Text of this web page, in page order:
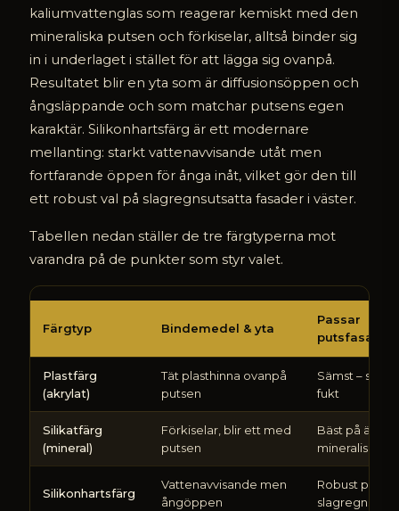
kaliumvattenglas som reagerar kemiskt med den
mineraliska putsen och förkiselar, alltså binder sig
in i underlaget i stället för att lägga sig ovanpå.
Resultatet blir en yta som är diffusionsöppen och
ångsläppande och som matchar putsens egen
karaktär. Silikonhartsfärg är ett modernare
mellanting: starkt vattenavvisande utåt men
fortfarande öppen för ånga inåt, vilket gör den till
ett robust val på slagregnsutsatta fasader i väster.
Tabellen nedan ställer de tre färgtyperna mot
varandra på de punkter som styr valet.
plastfärg
och
mineralfärg
på
puts
Färgtyp Bindemedel & yta
Passar
putsfasad
Plastfärg
(akrylat)
Tät plasthinna ovanpå
putsen
Sämst –
fukt
Silikatfärg
(mineral)
Förkiselar, blir ett med
putsen
Bäst på äkta
mineralisk
Silikonhartsfärg
Vattenavvisande men
ångöppen
Robust på